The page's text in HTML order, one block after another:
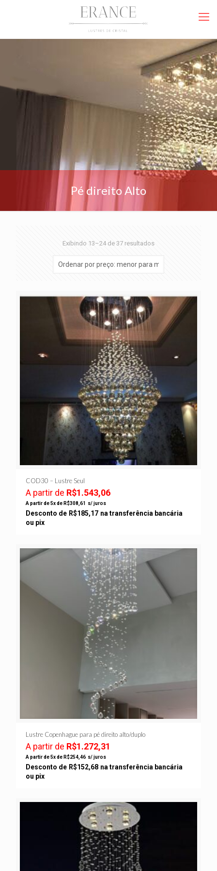
Pé direito Alto
Exibindo 13–24 de 37 resultados
COD30 – Lustre Seul
A partir de R$1.543,06
A partir de 5x de R$308,61 s/ juros
Desconto de R$185,17 na transferência bancária
ou pix
Lustre Copenhague para pé direito alto/duplo
A partir de R$1.272,31
A partir de 5x de R$254,46 s/ juros
Desconto de R$152,68 na transferência bancária
ou pix